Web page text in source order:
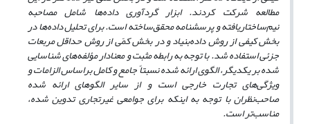
مطالعه شرکت کردند. ابزار گردآوری داده‌ها شامل مصاحبه
نیم‌ساختاریافته و پرسشنامه محقق‌ساخته است. برای تحلیل داده‌ها در
بخش کیفی از روش داده‌بنیاد و در بخش کمّی از روش حداقل مربعات
جزئی استفاده شد. با توجه به رابطه مثبت و معنادار مؤلفه‌های شناسایی
شده بر یکدیگر، الگوی ارائه شده نسبتاً جامع و کامل بر‌اساس الزامات و
ویژگی‌های تجارت خارجی است و از سایر الگوهای ارائه شده
صاحب‌نظران با توجه به اینکه برای جوامعی غیرتجاری تدوین ‌شده‌،
مناسب‌تر است.